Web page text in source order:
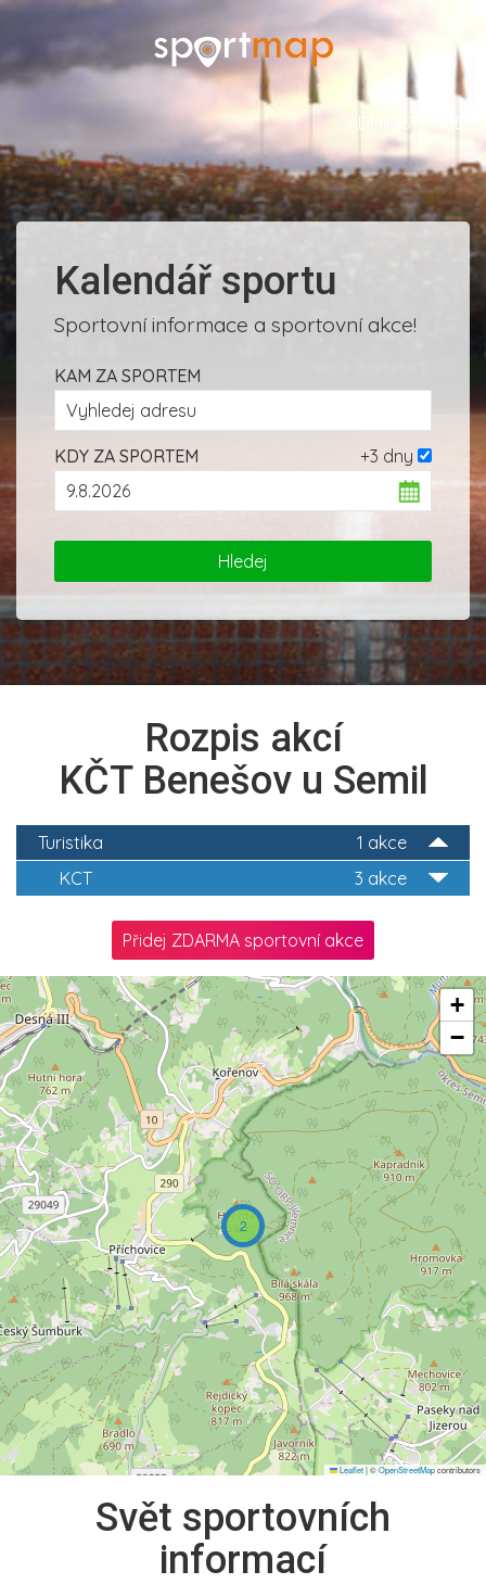
ADMINISTRACE
Kalendář sportu
Sportovní informace a sportovní akce!
KAM ZA SPORTEM
+3 dny
KDY ZA SPORTEM
Rozpis akcí
KČT Benešov u Semil
1 akce
Turistika
3 akce
KCT
Přidej ZDARMA sportovní akce
2
+
−
Leaflet|©OpenStreetMapcontributors
Svět sportovních
informací